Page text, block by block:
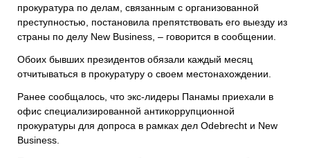
прокуратура по делам, связанным с организованной
преступностью, постановила препятствовать его выезду из
страны по делу New Business, – говорится в сообщении.
Обоих бывших президентов обязали каждый месяц
отчитываться в прокуратуру о своем местонахождении.
Ранее сообщалось, что экс-лидеры Панамы приехали в
офис специализированной антикоррупционной
прокуратуры для допроса в рамках дел Odebrecht и New
Business.